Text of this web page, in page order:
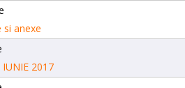
anexe
IUNIE 2017